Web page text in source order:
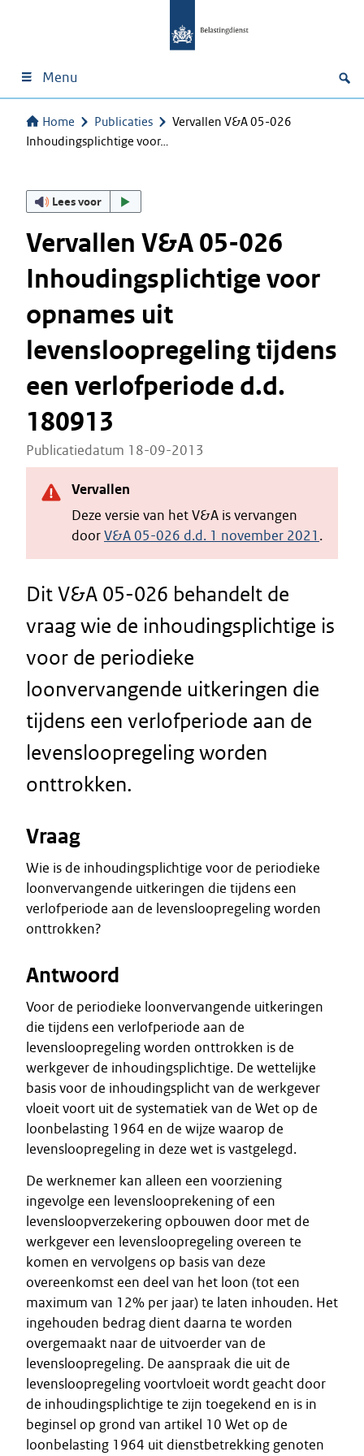
Menu
Home Publicaties
Vervallen V&A 05-026
Inhoudingsplichtige voor…
Lees voor
Vervallen V&A 05-026
Inhoudingsplichtige voor
opnames uit
levensloopregeling tijdens
een verlofperiode d.d.
180913
Publicatiedatum 18-09-2013
Vervallen
Deze versie van het V&A is vervangen
doorV&A 05-026 d.d. 1 november 2021 .
Dit V&A 05-026 behandelt de
vraag wie de inhoudingsplichtige is
voor de periodieke
loonvervangende uitkeringen die
tijdens een verlofperiode aan de
levensloopregeling worden
onttrokken.
Vraag
Wie is de inhoudingsplichtige voor de periodieke
loonvervangende uitkeringen die tijdens een
verlofperiode aan de levensloopregeling worden
onttrokken?
Antwoord
Voor de periodieke loonvervangende uitkeringen
die tijdens een verlofperiode aan de
levensloopregeling worden onttrokken is de
werkgever de inhoudingsplichtige. De wettelijke
basis voor de inhoudingsplicht van de werkgever
vloeit voort uit de systematiek van de Wet op de
loonbelasting 1964 en de wijze waarop de
levensloopregeling in deze wet is vastgelegd.
De werknemer kan alleen een voorziening
ingevolge een levenslooprekening of een
levensloopverzekering opbouwen door met de
werkgever een levensloopregeling overeen te
komen en vervolgens op basis van deze
overeenkomst een deel van het loon (tot een
maximum van 12% per jaar) te laten inhouden. Het
ingehouden bedrag dient daarna te worden
overgemaakt naar de uitvoerder van de
levensloopregeling. De aanspraak die uit de
levensloopregeling voortvloeit wordt geacht door
de inhoudingsplichtige te zijn toegekend en is in
beginsel op grond van artikel 10 Wet op de
loonbelasting 1964 uit dienstbetrekking genoten